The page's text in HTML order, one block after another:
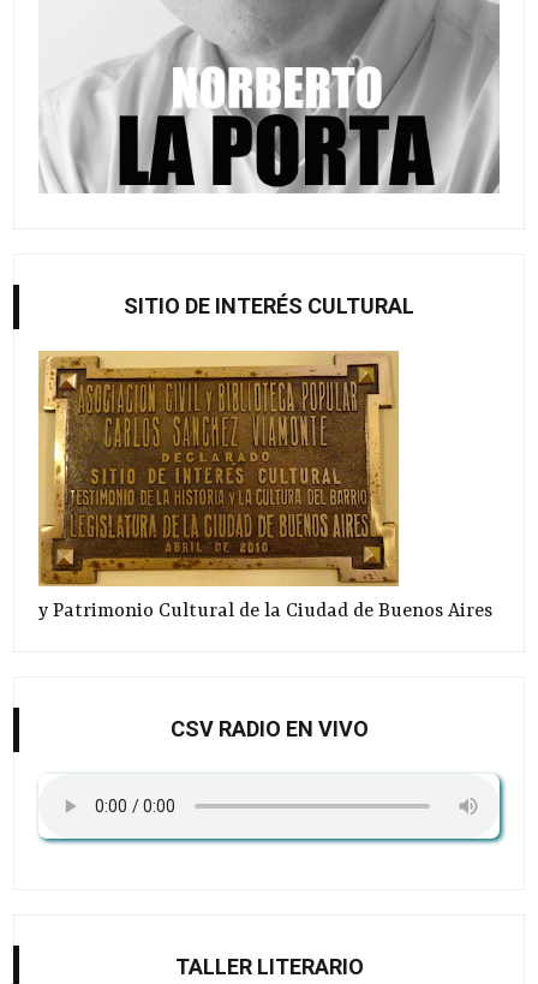
SITIO DE INTERÉS CULTURAL
y Patrimonio Cultural de la Ciudad de Buenos Aires
CSV RADIO EN VIVO
TALLER LITERARIO